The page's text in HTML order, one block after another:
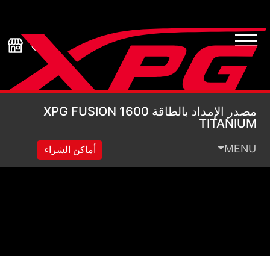
مصدر الإمداد بالطاقة XPG FUSION 1600 TITANIUM
مصدر الإمداد بالطاقة XPG FUSION 1600
TITANIUM
MENU أماكن الشراء